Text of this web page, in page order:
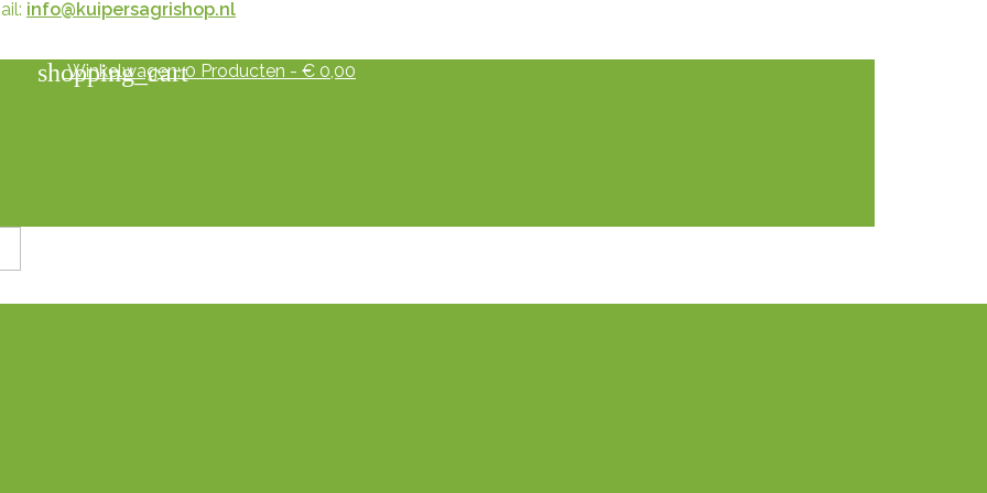
info@kuipersagrishop.nl
shopping_cart
Winkelwagen: 0 Producten - € 0,00